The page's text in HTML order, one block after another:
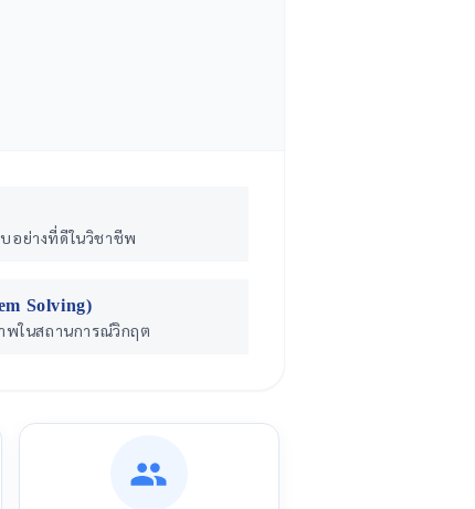
ย่างที่ดีในวิชาชีพ
Solving)
พในสถานการณ์วิกฤต